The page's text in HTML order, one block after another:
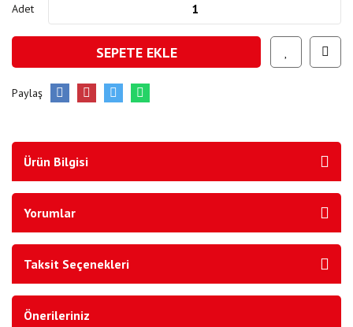
Adet
SEPETE EKLE
Paylaş
Ürün Bilgisi
Yorumlar
Taksit Seçenekleri
Önerileriniz